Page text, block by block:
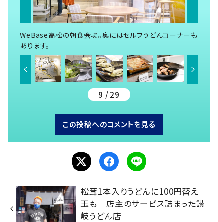
WeBase高松の朝食会場。奥にはセルフうどんコーナーも
あります。
9 / 29
この投稿へのコメントを見る
松茸1本入りうどんに100円替え
玉も 店主のサービス詰まった讃
岐うどん店